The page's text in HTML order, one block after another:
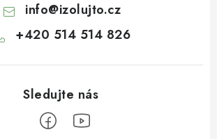
info@izolujto.cz
+420 514 514 826